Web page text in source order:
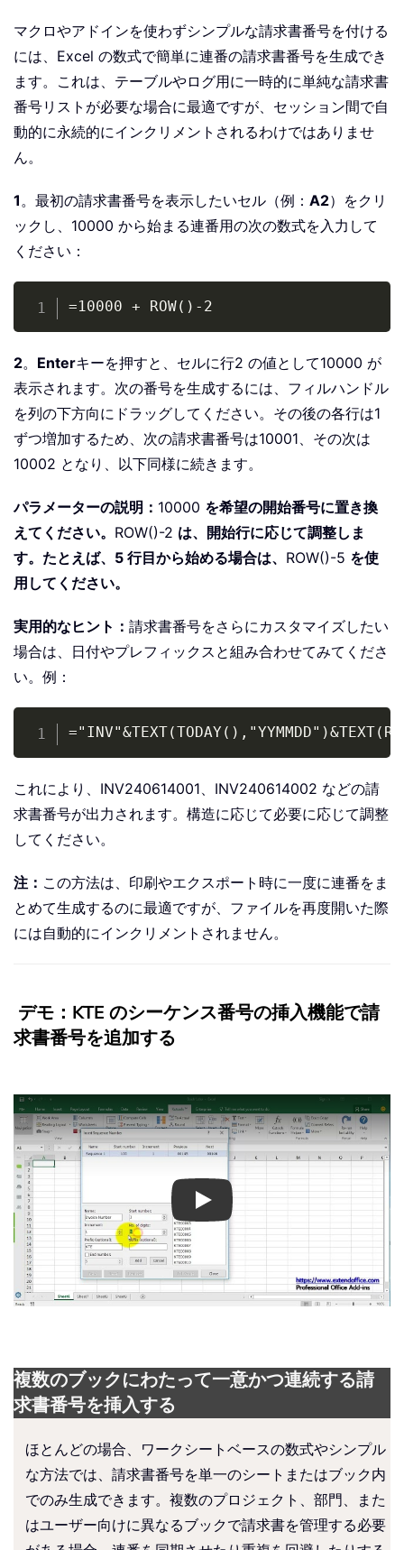
マクロやアドインを使わずシンプルな請求書番号を付ける
には、Excel の数式で簡単に連番の請求書番号を生成でき
ます。これは、テーブルやログ用に一時的に単純な請求書
番号リストが必要な場合に最適ですが、セッション間で自
動的に永続的にインクリメントされるわけではありませ
ん。
1 。最初の請求書番号を表示したいセル（例： A2）をクリ
ックし、10000 から始まる連番用の次の数式を入力して
ください：
=10000 + ROW()-2
2。 Enterキーを押すと、セルに行2 の値として10000 が
表示されます。次の番号を生成するには、フィルハンドル
を列の下方向にドラッグしてください。その後の各行は1
ずつ増加するため、次の請求書番号は10001、その次は
10002 となり、以下同様に続きます。
パラメーターの説明： 10000 を希望の開始番号に置き換
えてください。 ROW()-2 は、開始行に応じて調整しま
す。たとえば、5 行目から始める場合は、 ROW()-5 を使
用してください。
実用的なヒント： 請求書番号をさらにカスタマイズしたい
場合は、日付やプレフィックスと組み合わせてみてくださ
い。例：
Copy
これにより、INV240614001、INV240614002 などの請
求書番号が出力されます。構造に応じて必要に応じて調整
してください。
注： この方法は、印刷やエクスポート時に一度に連番をま
とめて生成するのに最適ですが、ファイルを再度開いた際
には自動的にインクリメントされません。
デモ：KTE のシーケンス番号の挿入機能で請
求書番号を追加する
Play
複数のブックにわたって一意かつ連続する請
求書番号を挿入する
ほとんどの場合、ワークシートベースの数式やシンプル
な方法では、請求書番号を単一のシートまたはブック内
でのみ生成できます。複数のプロジェクト、部門、また
はユーザー向けに異なるブックで請求書を管理する必要